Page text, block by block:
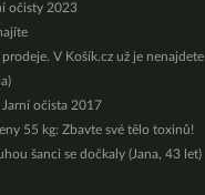
očisty 2023
V Košík.cz už je nenajdete
očista 2017
55 kg: Zbavte své tělo toxinů!
šanci se dočkaly (Jana, 43 let)